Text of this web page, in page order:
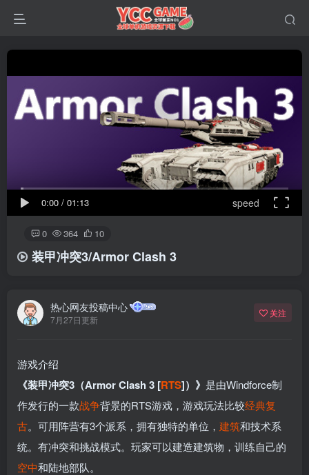
0:00 / 01:13 speed
0 364 10
装甲冲突3/Armor Clash 3
热心网友投稿中心
7月27日更新
关注
游戏介绍
《装甲冲突3（Armor Clash 3 [RTS]）》 是由Windforce制
作发行的一款战争背景的RTS游戏，游戏玩法比较经典复
古。可用阵营有3个派系，拥有独特的单位， 建筑和技术系
统。有冲突和挑战模式。玩家可以建造建筑物，训练自己的
空中和陆地部队。